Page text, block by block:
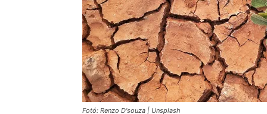
Fotó: Renzo D'souza | Unsplash